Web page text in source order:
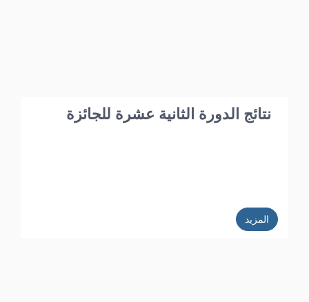
نتائج الدورة الثانية عشرة للجائزة
المزيد